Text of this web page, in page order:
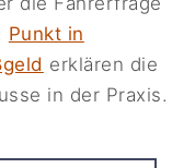
Punkt in
erklären die
in der Praxis.